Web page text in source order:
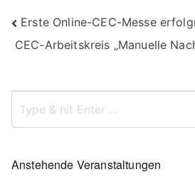
Erste Online-CEC-Messe
CEC-Arbeitskreis „Manuelle
Anstehende Veranstaltungen